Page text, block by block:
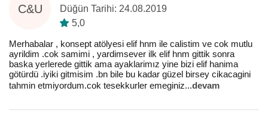
C&U
Düğün Tarihi: 24.08.2019
5,0
Merhabalar , konsept atölyesi elif hnm ile calistim ve cok mutlu
ayrildim .cok samimi , yardimsever ilk elif hnm gittik sonra
baska yerlerede gittik ama ayaklarimız yine bizi elif hanima
götürdü .iyiki gitmisim .bn bile bu kadar güzel birsey cikacagini
tahmin etmiyordum.cok tesekkurler emeginiz...devam